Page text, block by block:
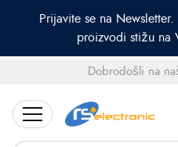
Prijavite se na
proizvodi stižu na
Dobrodošli na
for: